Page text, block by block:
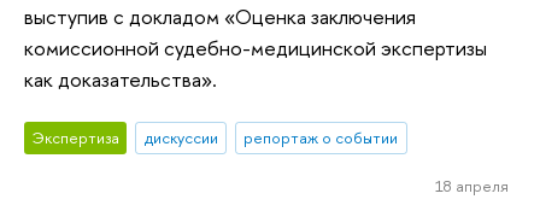
выступив с докладом «Оценка заключения
комиссионной судебно-медицинской экспертизы
как доказательства».
Экспертиза дискуссии репортаж о событии
18 апреля